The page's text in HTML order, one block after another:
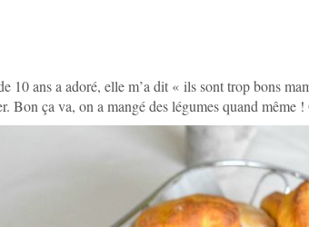
10 ans a adoré, elle m’a dit « ils sont trop bons
Bon ça va, on a mangé des légumes quand